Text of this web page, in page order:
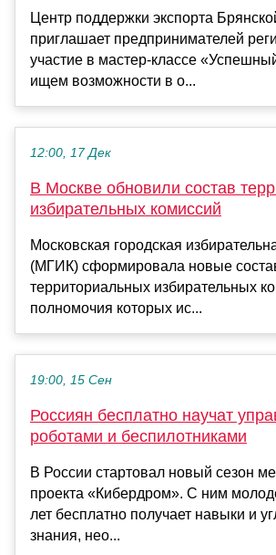
Центр поддержки экспорта
приглашает предпринимателей
участие в мастер-классе
ищем возможности в о...
12:00, 17 Дек
В Москве обновили состав
избирательных комиссий
Московская городская
(МГИК) сформировала новые
территориальных избирательных
полномочия которых ис...
19:00, 15 Сен
Россиян бесплатно научат
роботами и беспилотниками
В России стартовал новый сезон
проекта «Кибердром». С ним
лет бесплатно получает навыки и
знания, нео...